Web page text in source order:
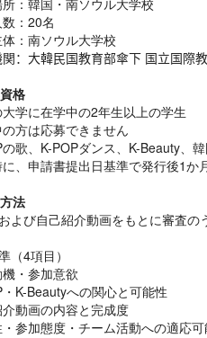
：韓国・ 南ソウル大学校
数 ： 20名
：南ソウル大学校
関： 大韓民国教育部傘下 国立国際教
格
学に在学中の2年生以上の学生
方は応募できません
の歌、 K-POPダンス、 K-Beauty、韓
、申請書提出日基準で発行後1か
法
よび自己紹介動画をもとに審査の
（4項目）
・参加意欲
・ K-Beautyへの関心と可能性
動画の内容と完成度
・参加態度・ チーム活動への適応